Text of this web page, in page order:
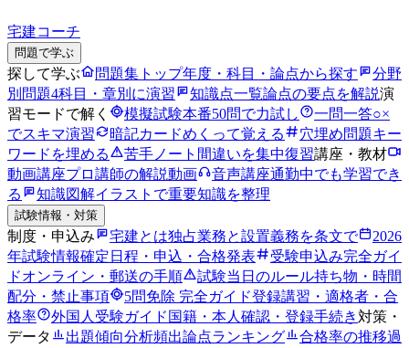
宅建コーチ
問題で学ぶ
探して学ぶ 問題集トップ年度・科目・論点から探す
分野
別問題4科目・章別に演習 知識点一覧論点の要点を解説演
習モードで解く
模擬試験本番50問で力試し 一問一答○×
でスキマ演習
暗記カードめくって覚える 穴埋め問題キー
ワードを埋める
苦手ノート 間違いを集中復習講座・教材
動画講座プロ講師の解説動画 音声講座通勤中でも学習でき
る
知識図解イラストで重要知識を整理
試験情報・対策
制度・申込み 宅建とは独占業務と設置義務を条文で
2026
年試験情報確定日程・申込・合格発表
受験申込み完全ガイ
ドオンライン・郵送の手順 試験当日のルール持ち物・時間
配分・禁止事項
5問免除 完全ガイド登録講習・適格者・合
格率
外国人受験ガイド 国籍・本人確認・登録手続き対策・
データ
出題傾向分析頻出論点ランキング 合格率の推移過